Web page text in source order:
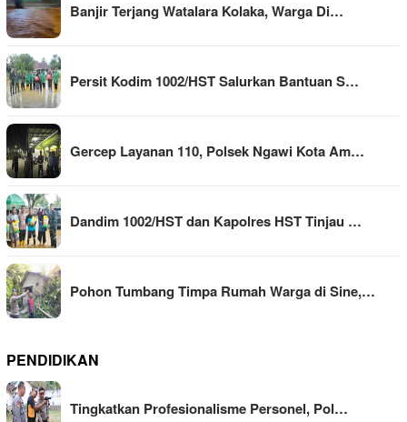
Banjir Terjang Watalara Kolaka, Warga Di…
Persit Kodim 1002/HST Salurkan Bantuan S…
Gercep Layanan 110, Polsek Ngawi Kota Am…
Dandim 1002/HST dan Kapolres HST Tinjau …
Pohon Tumbang Timpa Rumah Warga di Sine,…
PENDIDIKAN
Tingkatkan Profesionalisme Personel, Pol…